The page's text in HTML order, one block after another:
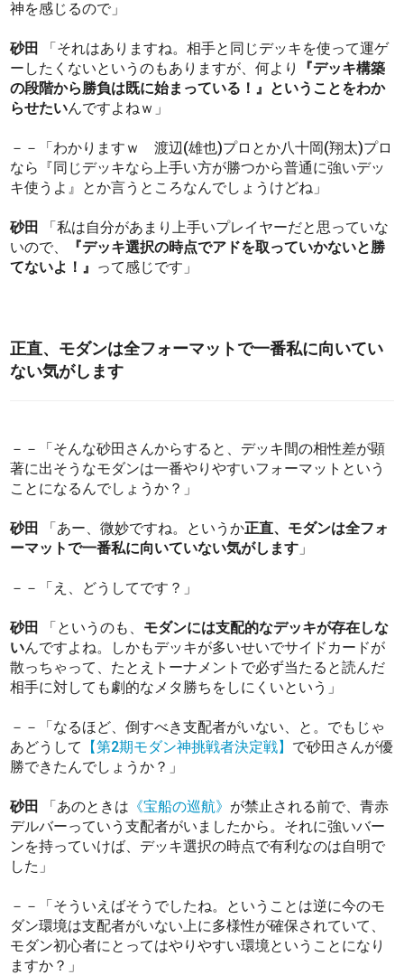
神を感じるので」
砂田
「それはありますね。相手と同じデッキを使って運ゲ
ーしたくないというのもありますが、何より
『デッキ構築
の段階から勝負は既に始まっている！』ということをわか
らせたいんですよねｗ」
－－「わかりますｗ 渡辺(雄也)プロとか八十岡(翔太)プロ
なら『同じデッキなら上手い方が勝つから普通に強いデッ
キ使うよ』とか言うところなんでしょうけどね」
砂田
「私は自分があまり上手いプレイヤーだと思っていな
いので、
『デッキ選択の時点でアドを取っていかないと勝
てないよ！』 って感じです」
正直、モダンは全フォーマットで一番私に向いてい
ない気がします
－－「そんな砂田さんからすると、デッキ間の相性差が顕
著に出そうなモダンは一番やりやすいフォーマットという
ことになるんでしょうか？」
砂田 「あー、微妙ですね。というか正直、モダンは全フォ
ーマットで一番私に向いていない気がします 」
－－「え、どうしてです？」
砂田 「というのも、 モダンには支配的なデッキが存在しな
いんですよね。しかもデッキが多いせいでサイドカードが
散っちゃって、たとえトーナメントで必ず当たると読んだ
相手に対しても劇的なメタ勝ちをしにくいという」
－－「なるほど、倒すべき支配者がいない、と。でもじゃ
あどうして
【第2期モダン神挑戦者決定戦】 で砂田さんが優
勝できたんでしょうか？」
砂田 「あのときは 《宝船の巡航》 が禁止される前で、青赤
デルバーっていう支配者がいましたから。それに強いバー
ンを持っていけば、デッキ選択の時点で有利なのは自明で
した」
－－「そういえばそうでしたね。ということは逆に今のモ
ダン環境は支配者がいない上に多様性が確保されていて、
モダン初心者にとってはやりやすい環境ということになり
ますか？」